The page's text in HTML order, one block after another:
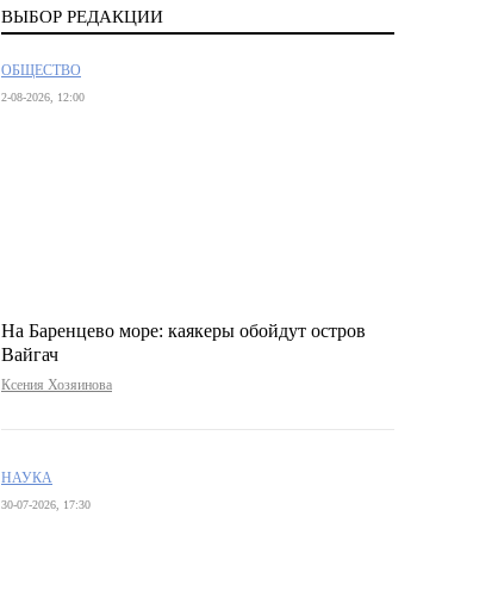
ВЫБОР РЕДАКЦИИ
ОБЩЕСТВО
2-08-2026, 12:00
На Баренцево море: каякеры обойдут остров
Вайгач
Ксения Хозяинова
НАУКА
30-07-2026, 17:30